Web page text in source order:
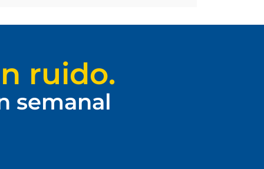
ruido.
semanal